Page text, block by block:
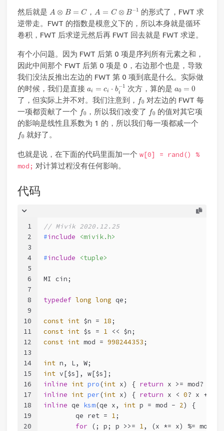
然后就是 A ⊗ B = C
A ⊗B =C ， A = C ⊗ B−1
A ⊗B 1
的形式了，FWT 求
逆带走。FWT 的指数是模意义下的，所以本身就是循环
卷积，FWT 后求逆元然后再 FWT 回去就是 FWT 求逆。
有个小问题。因为 FWT 后第 0 项是序列所有元素之和，
因此中间那个 FWT 后第 0 项是 0，右边那个也是，导致
我们没法反推出左边的 FWT 第 0 项到底是什么。实际做
的时候，我们是直接 ai = ci ⋅ b−1
i
−
次方，算的是 a0 = 0
0
了，但实际上并不对。我们注意到，
f0
f0 对左边的 FWT 每
一项都贡献了一个 f0
f0 ，所以我们改变了 f0
f0 的值对其它项
的影响是线性且系数为 1 的，所以我们每一项都减一个
f0
f0 就好了。
也就是说，在下面的代码里面加一个 w[0] = rand() %
mod; 对计算过程没有任何影响。
代码
1
2
3
4
5
6
7
8
9
10
11
12
13
14
15
16
17
18
19
20
// Mivik 2020.12.25
#include <mivik.h>
#include <tuple>
MI cin;
typedef long long qe;
const int $n = 18 ;
const int $s = 1 << $n;
const int mod = 998244353 ;
int n, L, W;
int v[$s], w[$s];
inline int pro (int x) { return x >= mod? x
inline int per (int x) { return x < 0? x +
inline qe ksm(qe x, int p = mod - 2)
{
	qe ret =
1;
for (; p; p >>= 1, (x *= x) %= mod)